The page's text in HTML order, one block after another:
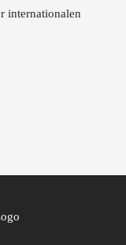
internationalen